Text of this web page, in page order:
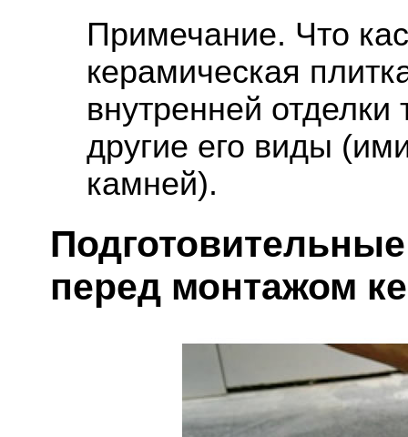
Примечание. Что
керамическая
внутренней
другие его виды
камней).
перед монтажом